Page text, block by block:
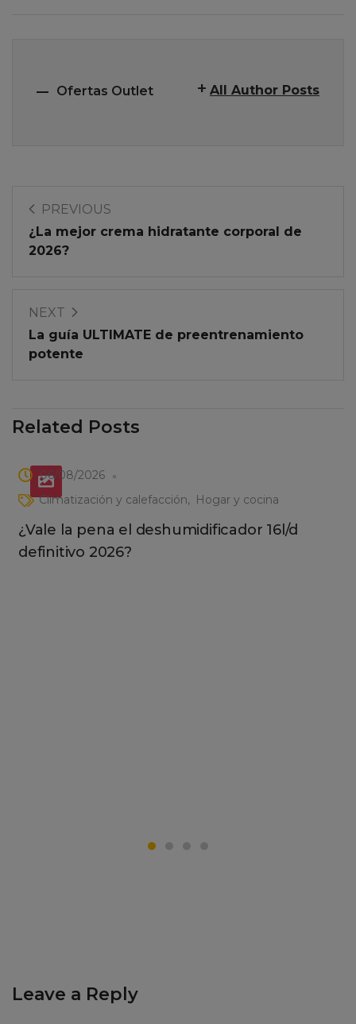
Ofertas Outlet All Author Posts
PREVIOUS
¿La mejor crema hidratante corporal de
2026?
NEXT
La guía ULTIMATE de preentrenamiento
potente
Related Posts
06/08/2026
Climatización y calefacción
Hogar y cocina
¿Vale la pena el deshumidificador 16l/d
definitivo 2026?
Leave a Reply